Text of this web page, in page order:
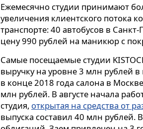
Ежемесячно студии принимают
увеличения клиентского потока
транспорте: 40 автобусов в
цену 990 рублей на маникюр с
Самые посещаемые студии
выручку на уровне 3 млн рублей
в конце 2018 года салона в
млн рублей. В августе начала
студия, открытая на средства от
выпуска составил 40 млн рублей.